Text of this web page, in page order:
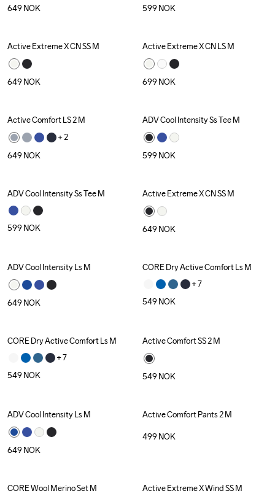
649 NOK 599 NOK
Recycled
Active Extreme X CN SS M
649 NOK
Active Extreme X CN LS M
699 NOK
Active Comfort LS 2 M
+ 2
649 NOK
ADV Cool Intensity Ss Tee M
599 NOK
ADV Cool Intensity Ss Tee M
599 NOK
Recycled
Active Extreme X CN SS M
649 NOK
ADV Cool Intensity Ls M
649 NOK
CORE Dry Active Comfort Ls M
+ 7
549 NOK
CORE Dry Active Comfort Ls M
+ 7
549 NOK
Active Comfort SS 2 M
549 NOK
ADV Cool Intensity Ls M
649 NOK
Active Comfort Pants 2 M
499 NOK
CORE Wool Merino Set M Recycled
Active Extreme X Wind SS M